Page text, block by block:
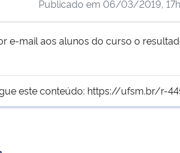
Publicado em 06/03/2019,
e-mail aos alunos do curso o
este conteúdo: https://ufsm.br/r-